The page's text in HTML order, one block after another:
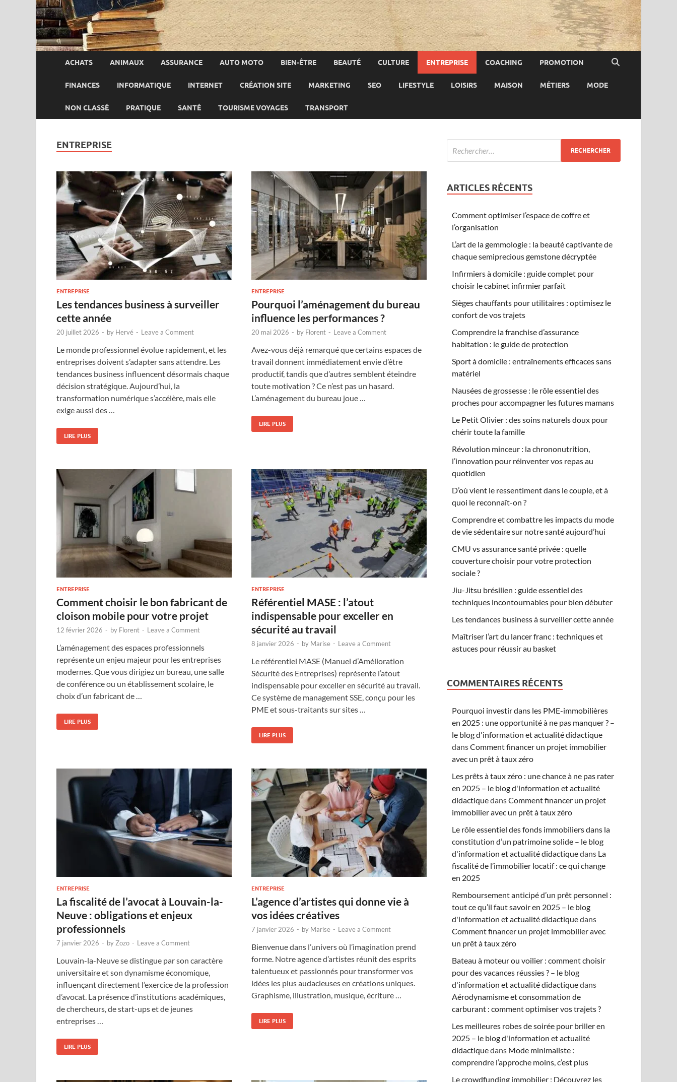
ACHATS ANIMAUX ASSURANCE AUTO MOTO BIEN-ÊTRE BEAUTÉ CULTURE ENTREPRISE COACHING PROMOTION
FINANCES INFORMATIQUE INTERNET CRÉATION SITE MARKETING SEO LIFESTYLE LOISIRS MAISON MÉTIERS MODE
NON CLASSÉ PRATIQUE SANTÉ TOURISME VOYAGES TRANSPORT
ENTREPRISE
ENTREPRISE
Les tendances business à surveiller
cette année
20 juillet 2026 - by Hervé - Leave a Comment
Le monde professionnel évolue rapidement, et les
entreprises doivent s’adapter sans attendre. Les
tendances business influencent désormais chaque
décision stratégique. Aujourd’hui, la
transformation numérique s’accélère, mais elle
exige aussi des …
LIRE PLUS
ENTREPRISE
Pourquoi l’aménagement du bureau
influence les performances ?
20 mai 2026 - by Florent - Leave a Comment
Avez-vous déjà remarqué que certains espaces de
travail donnent immédiatement envie d’être
productif, tandis que d’autres semblent éteindre
toute motivation ? Ce n’est pas un hasard.
L’aménagement du bureau joue …
LIRE PLUS
ENTREPRISE
Comment choisir le bon fabricant de
cloison mobile pour votre projet
12 février 2026 - by Florent - Leave a Comment
L’aménagement des espaces professionnels
représente un enjeu majeur pour les entreprises
modernes. Que vous dirigiez un bureau, une salle
de conférence ou un établissement scolaire, le
choix d’un fabricant de …
LIRE PLUS
ENTREPRISE
Référentiel MASE : l’atout
indispensable pour exceller en
sécurité au travail
8 janvier 2026 - by Marise - Leave a Comment
Le référentiel MASE (Manuel d’Amélioration
Sécurité des Entreprises) représente l’atout
indispensable pour exceller en sécurité au travail.
Ce système de management SSE, conçu pour les
PME et sous-traitants sur sites …
LIRE PLUS
ENTREPRISE
La fiscalité de l’avocat à Louvain-la-
Neuve : obligations et enjeux
professionnels
7 janvier 2026 - byZozo - Leave a Comment
Louvain-la-Neuve se distingue par son caractère
universitaire et son dynamisme économique,
influençant directement l’exercice de la profession
d’avocat. La présence d’institutions académiques,
de chercheurs, de start-ups et de jeunes
entreprises …
LIRE PLUS
ENTREPRISE
L’agence d’artistes qui donne vie à
vos idées créatives
7 janvier 2026 - by Marise - Leave a Comment
Bienvenue dans l’univers où l’imagination prend
forme. Notre agence d’artistes réunit des esprits
talentueux et passionnés pour transformer vos
idées les plus audacieuses en créations uniques.
Graphisme, illustration, musique, écriture …
LIRE PLUS
ARTICLES RÉCENTS
Comment optimiser l’espace de coffre et
l’organisation
L’art de la gemmologie : la beauté captivante de
chaque semiprecious gemstone décryptée
Infirmiers à domicile : guide complet pour
choisir le cabinet infirmier parfait
Sièges chauffants pour utilitaires : optimisez le
confort de vos trajets
Comprendre la franchise d’assurance
habitation : le guide de protection
Sport à domicile : entraînements efficaces sans
matériel
Nausées de grossesse : le rôle essentiel des
proches pour accompagner les futures mamans
Le Petit Olivier : des soins naturels doux pour
chérir toute la famille
Révolution minceur : la chrononutrition,
l’innovation pour réinventer vos repas au
quotidien
D’où vient le ressentiment dans le couple, et à
quoi le reconnaît-on ?
Comprendre et combattre les impacts du mode
de vie sédentaire sur notre santé aujourd’hui
CMU vs assurance santé privée : quelle
couverture choisir pour votre protection
sociale ?
Jiu-Jitsu brésilien : guide essentiel des
techniques incontournables pour bien débuter
Les tendances business à surveiller cette année
Maîtriser l’art du lancer franc : techniques et
astuces pour réussir au basket
COMMENTAIRES RÉCENTS
Pourquoi investir dans les PME-immobilières
en 2025 : une opportunité à ne pas manquer ? –
le blog d'information et actualité didactique
dansComment financer un projet immobilier
avec un prêt à taux zéro
Les prêts à taux zéro : une chance à ne pas rater
en 2025 – le blog d'information et actualité
didactiquedansComment financer un projet
immobilier avec un prêt à taux zéro
Le rôle essentiel des fonds immobiliers dans la
constitution d’un patrimoine solide – le blog
d'information et actualité didactiquedans La
fiscalité de l’immobilier locatif : ce qui change
en 2025
Remboursement anticipé d’un prêt personnel :
tout ce qu’il faut savoir en 2025 – le blog
d'information et actualité didactiquedans
Comment financer un projet immobilier avec
un prêt à taux zéro
Bateau à moteur ou voilier : comment choisir
pour des vacances réussies ? – le blog
d'information et actualité didactiquedans
Aérodynamisme et consommation de
carburant : comment optimiser vos trajets ?
Les meilleures robes de soirée pour briller en
2025 – le blog d'information et actualité
didactiquedans Mode minimaliste :
comprendre l’approche moins, c’est plus
Le crowdfunding immobilier : Découvrez les